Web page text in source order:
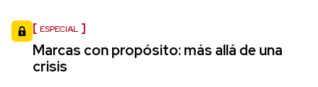
ESPECIAL
Marcas con propósito: más allá de una
crisis